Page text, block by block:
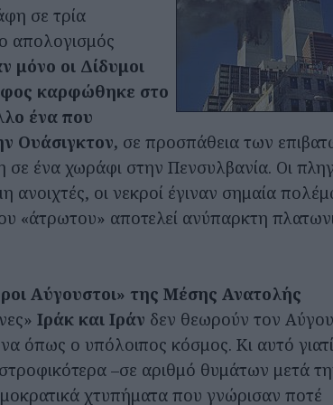
σε τρία
απολογισμός
μόνο οι Δίδυμοι
καρφώθηκε στο
ένα που
Ουάσιγκτον, σε προσπάθεια των
σε ένα χωράφι στην Πενσυλβανία. Οι
ανοιχτές, οι νεκροί έγιναν σημαία
«άτρωτου» αποτελεί ανύπαρκτη
Αύγουστοι» της Μέσης Ανατολής
Ιράκ και Ιράν δεν θεωρούν τον
όπως ο υπόλοιπος κόσμος. Κι αυτό
–σε αριθμό θυμάτων μετά
χτυπήματα που γνώρισαν ποτέ